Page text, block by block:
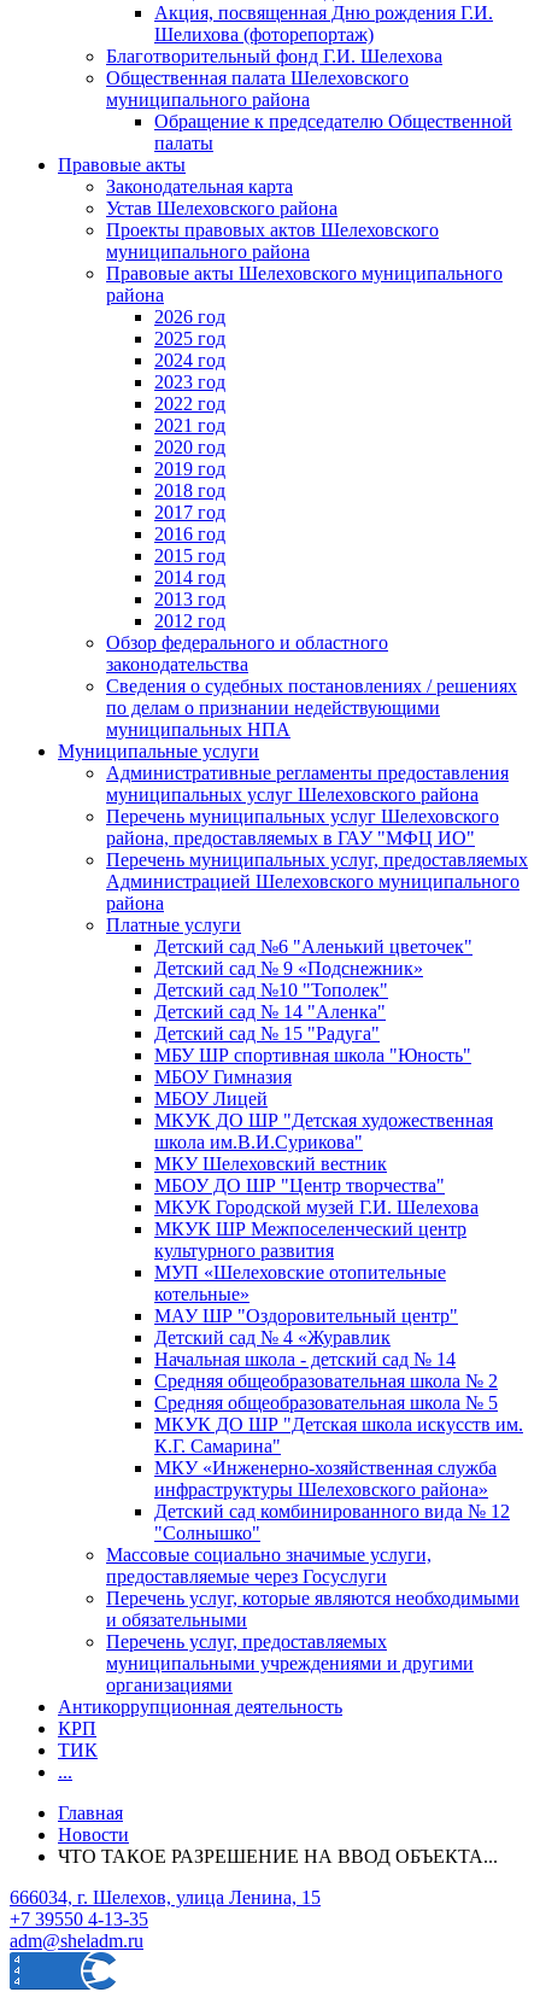
Акция, посвященная Дню рождения Г.И.
Шелихова (фоторепортаж)
Благотворительный фонд Г.И. Шелехова
Общественная палата Шелеховского
муниципального района
Обращение к председателю Общественной
палаты
Правовые акты
Законодательная карта
Устав Шелеховского района
Проекты правовых актов Шелеховского
муниципального района
Правовые акты Шелеховского муниципального
района
2026 год
2025 год
2024 год
2023 год
2022 год
2021 год
2020 год
2019 год
2018 год
2017 год
2016 год
2015 год
2014 год
2013 год
2012 год
Обзор федерального и областного
законодательства
Сведения о судебных постановлениях / решениях
по делам о признании недействующими
муниципальных НПА
Муниципальные услуги
Административные регламенты предоставления
муниципальных услуг Шелеховского района
Перечень муниципальных услуг Шелеховского
района, предоставляемых в ГАУ "МФЦ ИО"
Перечень муниципальных услуг, предоставляемых
Администрацией Шелеховского муниципального
района
Платные услуги
Детский сад №6 "Аленький цветочек"
Детский сад № 9 «Подснежник»
Детский сад №10 "Тополек"
Детский сад № 14 "Аленка"
Детский сад № 15 "Радуга"
МБУ ШР спортивная школа "Юность"
МБОУ Гимназия
МБОУ Лицей
МКУК ДО ШР "Детская художественная
школа им.В.И.Сурикова"
МКУ Шелеховский вестник
МБОУ ДО ШР "Центр творчества"
МКУК Городской музей Г.И. Шелехова
МКУК ШР Межпоселенческий центр
культурного развития
МУП «Шелеховские отопительные
котельные»
МАУ ШР "Оздоровительный центр"
Детский сад № 4 «Журавлик
Начальная школа - детский сад № 14
Средняя общеобразовательная школа № 2
Средняя общеобразовательная школа № 5
МКУК ДО ШР "Детская школа искусств им.
К.Г. Самарина"
МКУ «Инженерно-хозяйственная служба
инфраструктуры Шелеховского района»
Детский сад комбинированного вида № 12
"Солнышко"
Массовые социально значимые услуги,
предоставляемые через Госуслуги
Перечень услуг, которые являются необходимыми
и обязательными
Перечень услуг, предоставляемых
муниципальными учреждениями и другими
организациями
Антикоррупционная деятельность
КРП
ТИК
...
Главная
Новости
ЧТО ТАКОЕ РАЗРЕШЕНИЕ НА ВВОД ОБЪЕКТА...
666034, г. Шелехов, улица Ленина, 15
+7 39550 4-13-35
adm@sheladm.ru